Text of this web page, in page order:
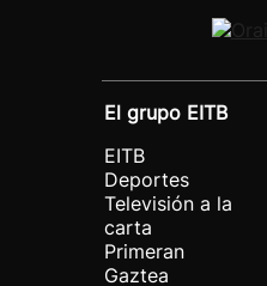
El grupo EITB
EITB
Deportes
Televisión a la
carta
Primeran
Gaztea